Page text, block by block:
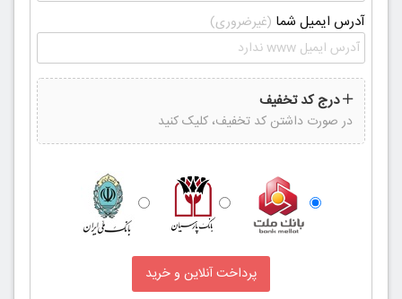
آدرس ایمیل شما (غیرضروری)
درج کد تخفیف
در صورت داشتن کد تخفیف، کلیک کنید